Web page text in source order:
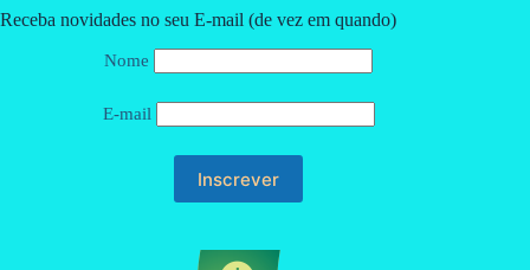
Receba novidades no seu E-mail (de vez em quando)
Nome
E-mail